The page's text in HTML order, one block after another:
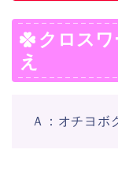
クロス
え
Ａ：オチヨボ